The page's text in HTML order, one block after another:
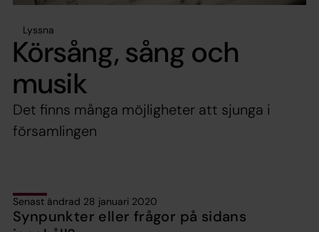
Lyssna
Körsång, sång och
musik
Det finns många möjligheter att sjunga i
församlingen
Senast ändrad 28 januari 2020
Synpunkter eller frågor på sidans